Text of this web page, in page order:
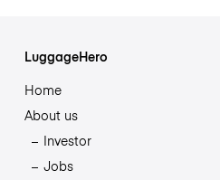
LuggageHero
Home
About us
Investor
Jobs